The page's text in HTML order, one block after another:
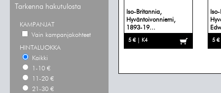
Tarkenna hakutulosta
KAMPANJAT
Vain kampanjakohteet
HINTALUOKKA
Kaikki
1-10 €
11-20 €
21-30 €
Iso-Britannia,
Hyväntoivonniemi,
1893-19...
5 € | K4 5 €